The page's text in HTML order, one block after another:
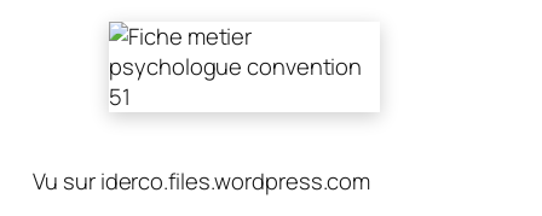
Vu sur iderco.files.wordpress.com